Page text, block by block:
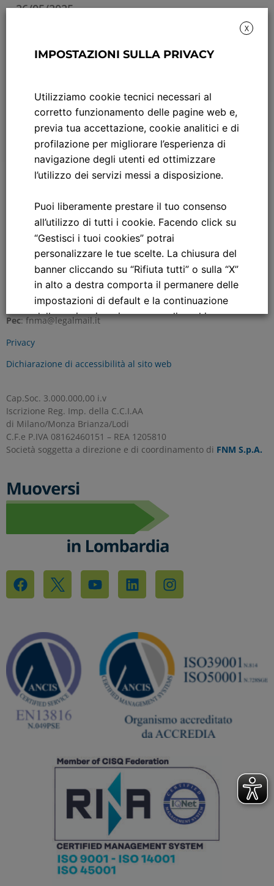
26/05/2025
IL DIRETTORE DI ESERCIZIO
Download PDF
FNM Autoservizi S.p.A.
Piazzale Cadorna, 14
20123 Milano, Italia
Sede Operativa
21047 Saronno, VA, Italia
.: +39 02 96192 1
+39 02 96192 339
: info@fnma.it
Pec: fnma@legalmail.it
Privacy
Dichiarazione di accessibilità al sito web
Cap.Soc. 3.000.000,00 i.v
Iscrizione Reg. Imp. della C.C.I.AA
di Milano/Monza Brianza/Lodi
C.F.e P.IVA 08162460151 – REA 1205810
Società soggetta a direzione e di coordinamento di FNM S.p.A.
X
IMPOSTAZIONI SULLA PRIVACY
Utilizziamo cookie tecnici necessari al
corretto funzionamento delle pagine web e,
previa tua accettazione, cookie analitici e di
profilazione per migliorare l’esperienza di
navigazione degli utenti ed ottimizzare
l’utilizzo dei servizi messi a disposizione.
Puoi liberamente prestare il tuo consenso
all’utilizzo di tutti i cookie. Facendo click su
“Gestisci i tuoi cookies” potrai
personalizzare le tue scelte. La chiusura del
banner cliccando su “Rifiuta tutti” o sulla “X”
in alto a destra comporta il permanere delle
impostazioni di default e la continuazione
della navigazione in assenza di cookie o
Informativa sui dati personali e cookie
privacy
RIFIUTA TUTTI
GESTISCI I TUOI COOKIES
ACCETTA